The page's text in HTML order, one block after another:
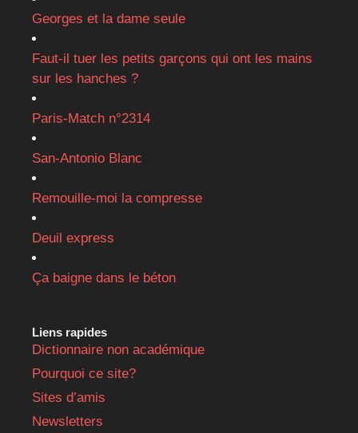
Georges et la dame seule
Faut-il tuer les petits garçons qui ont les mains
sur les hanches ?
Paris-Match n°2314
San-Antonio Blanc
Remouille-moi la compresse
Deuil express
Ça baigne dans le béton
Liens rapides
Dictionnaire non académique
Pourquoi ce site?
Sites d’amis
Newsletters